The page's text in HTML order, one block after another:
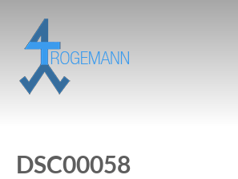
DSC00058